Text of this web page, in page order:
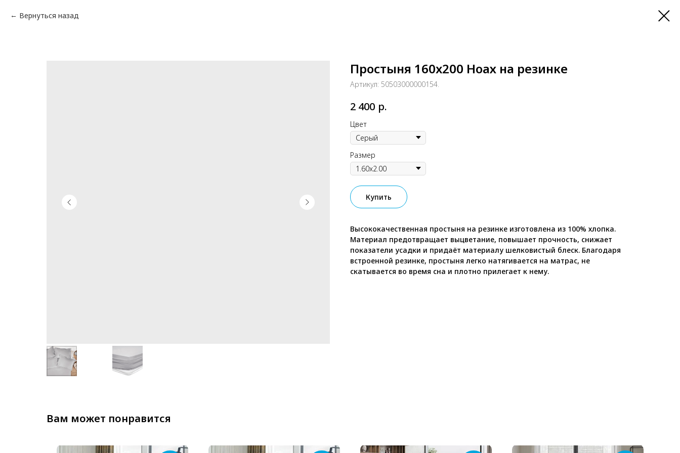
Вернуться назад
Простыня 160x200 Ноах на резинке
Артикул: 50503000000154.
2 400 р.
Цвет
Размер
Купить
Высококачественная простыня на резинке изготовлена из 100% хлопка.
Материал предотвращает выцветание, повышает прочность, снижает
показатели усадки и придаёт материалу шелковистый блеск. Благодаря
встроенной резинке, простыня легко натягивается на матрас, не
скатывается во время сна и плотно прилегает к нему.
Вам может понравится